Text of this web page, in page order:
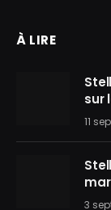
À LIRE
sur
11
3